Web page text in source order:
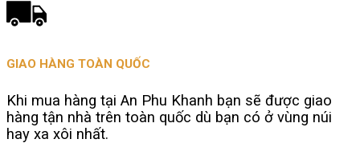
GIAO HÀNG TOÀN QUỐC
Khi mua hàng tại An Phu Khanh bạn sẽ được giao
hàng tận nhà trên toàn quốc dù bạn có ở vùng núi
hay xa xôi nhất.